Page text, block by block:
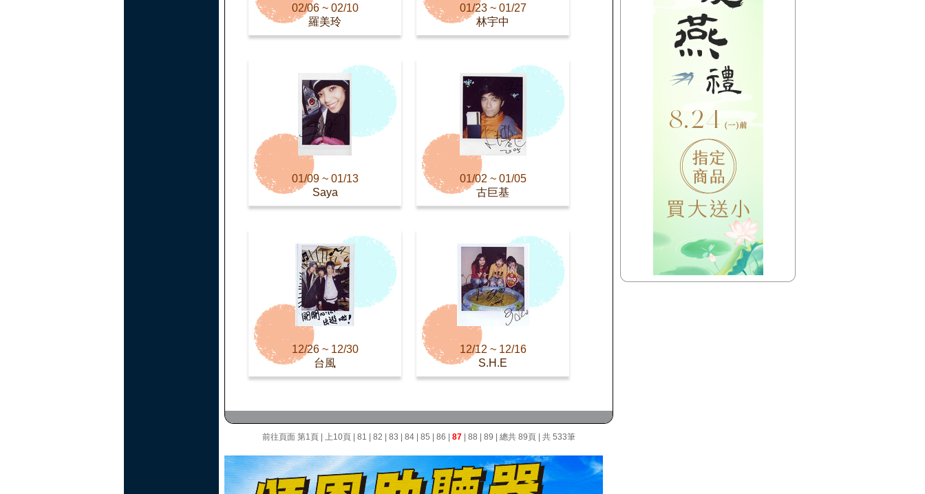
02/06 ~ 02/10
羅美玲
01/23 ~ 01/27
林宇中
01/09 ~ 01/13
Saya
01/02 ~ 01/05
古巨基
12/26 ~ 12/30
台風
12/12 ~ 12/16
S.H.E
前往頁面 第1頁 上10頁 81 82 83 84 85 86 87 88 89 | 總共 89頁 | 共 533筆
早安東台灣